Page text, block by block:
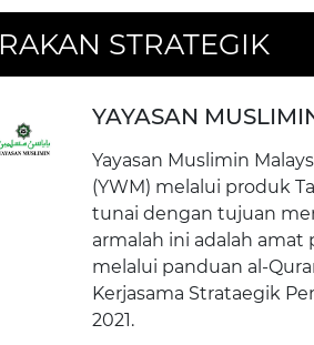
RAKAN STRATEGIK
YAYASAN
Yayasan Muslimin
(YWM) melalui produk
tunai dengan tujuan
armalah ini adalah
melalui panduan al-
Kerjasama Strataegik
2021.